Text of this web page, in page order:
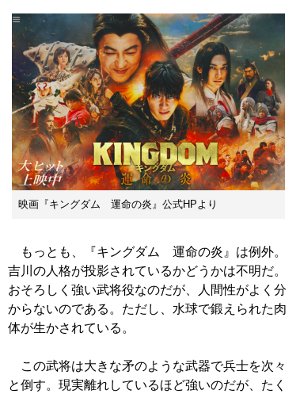
映画『キングダム 運命の炎』公式HPより
もっとも、『キングダム 運命の炎』は例外。
吉川の人格が投影されているかどうかは不明だ。
おそろしく強い武将役なのだが、人間性がよく分
からないのである。ただし、水球で鍛えられた肉
体が生かされている。
この武将は大きな矛のような武器で兵士を次々
と倒す。現実離れしているほど強いのだが、たく